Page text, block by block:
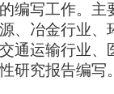
编写工作。主
、冶金行业、
通运输行业、
研究报告编写